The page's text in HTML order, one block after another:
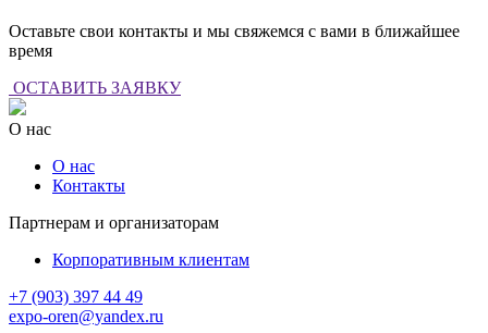
Оставьте свои контакты и мы свяжемся с вами в ближайшее
время
ОСТАВИТЬ ЗАЯВКУ
О нас
О нас
Контакты
Партнерам и организаторам
Корпоративным клиентам
+7 (903) 397 44 49
expo-oren@yandex.ru